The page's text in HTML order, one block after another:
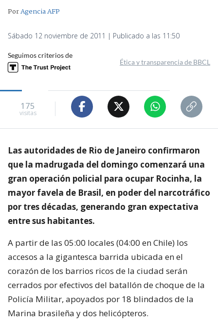
PorAgencia AFP
Sábado 12 noviembre de 2011 | Publicado a las 11:50
Seguimos criterios de
Ética y transparencia de BBCL
175
visitas
Las autoridades de Rio de Janeiro confirmaron
que la madrugada del domingo comenzará una
gran operación policial para ocupar Rocinha, la
mayor favela de Brasil, en poder del narcotráfico
por tres décadas, generando gran expectativa
entre sus habitantes.
A partir de las 05:00 locales (04:00 en Chile) los
accesos a la gigantesca barrida ubicada en el
corazón de los barrios ricos de la ciudad serán
cerrados por efectivos del batallón de choque de la
Policía Militar, apoyados por 18 blindados de la
Marina brasileña y dos helicópteros.